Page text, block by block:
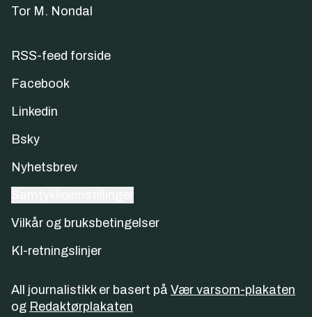
Tor M. Nondal
RSS-feed forside
Facebook
Linkedin
Bsky
Nyhetsbrev
Vilkår og bruksbetingelser
KI-retningslinjer
All journalistikk er basert på Vær varsom-plakaten
og Redaktørplakaten